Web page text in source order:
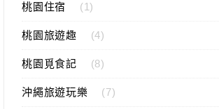
桃園住宿 (1)
桃園旅遊趣 (4)
桃園覓食記 (8)
沖繩旅遊玩樂 (7)